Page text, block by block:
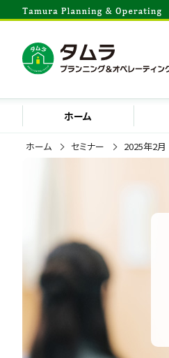
ホーム
ホーム セミナー 2025年2月